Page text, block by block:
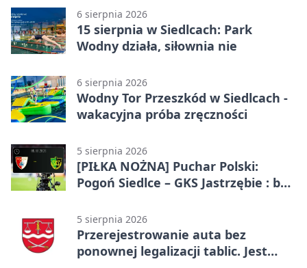
6 sierpnia 2026
15 sierpnia w Siedlcach: Park
Wodny działa, siłownia nie
6 sierpnia 2026
Wodny Tor Przeszkód w Siedlcach -
wakacyjna próba zręczności
5 sierpnia 2026
[PIŁKA NOŻNA] Puchar Polski:
Pogoń Siedlce – GKS Jastrzębie : bez
5 sierpnia 2026
Przerejestrowanie auta bez
ponownej legalizacji tablic. Jest